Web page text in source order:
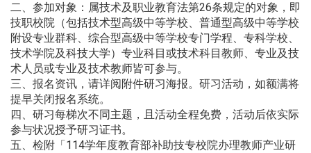
二、参加对象：属技术及职业教育法第26条规定的对象，即
技职校院（包括技术型高级中等学校、普通型高级中等学校
附设专业群科、综合型高级中等学校专门学程、专科学校、
技术学院及科技大学）专业科目或技术科目教师、专业及技
术人员或专业及技术教师皆可参与。
三、报名资讯，请详阅附件研习海报。研习活动，如额满将
提早关闭报名系统。
四、研习每梯次不同主题，且活动全程免费，活动后依实际
参与状况授予研习证书。
五、检附「114学年度教育部补助技专校院办理教师产业研